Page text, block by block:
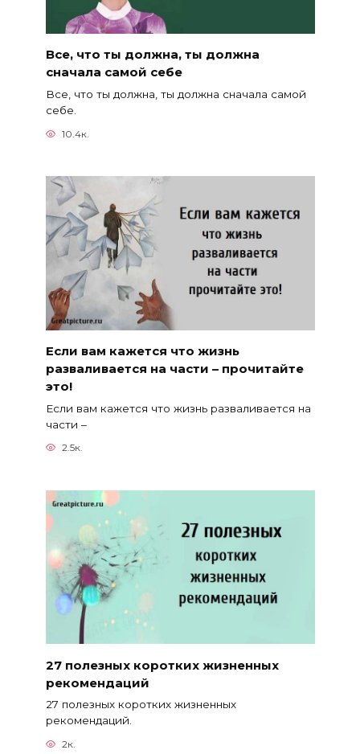
Все, что ты должна, ты должна
сначала самой себе
Все, что ты должна, ты должна сначала самой
себе.
10.4к.
Если вам кажется что жизнь
разваливается на части – прочитайте
это!
Если вам кажется что жизнь разваливается на
части –
2.5к.
27 полезных коротких жизненных
рекомендаций
27 полезных коротких жизненных
рекомендаций.
2к.